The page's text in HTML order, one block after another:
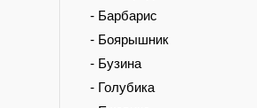
- Барбарис
- Боярышник
- Бузина
- Голубика